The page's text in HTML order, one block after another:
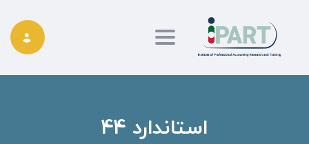
Toggle navigation
استاندارد 44